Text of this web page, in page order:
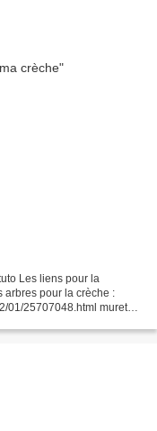
Les liens pour la
arbres pour la crèche :
01/25707048.html murets
02/25707123.html...